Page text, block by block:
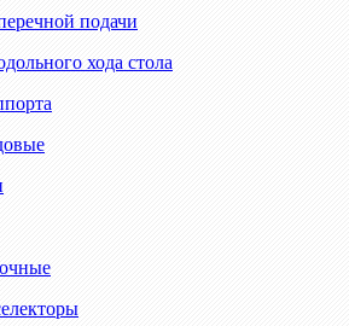
подачи
хода стола